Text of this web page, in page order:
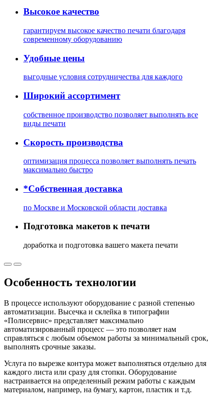
Высокое качество
гарантируем высокое качество печати благодаря
современному оборудованию
Удобные цены
выгодные условия сотрудничества для каждого
Широкий ассортимент
собственное производство позволяет выполнять все
виды печати
Скорость производства
оптимизация процесса позволяет выполнять печать
максимально быстро
*Собственная доставка
по Москве и Московской области доставка
Подготовка макетов к печати
доработка и подготовка вашего макета печати
Особенность технологии
В процессе используют оборудование с разной степенью
автоматизации. Высечка и склейка в типографии
«Полисервис» представляет максимально
автоматизированный процесс — это позволяет нам
справляться с любым объемом работы за минимальный срок,
выполнять срочные заказы.
Услуга по вырезке контура может выполняться отдельно для
каждого листа или сразу для стопки. Оборудование
настраивается на определенный режим работы с каждым
материалом, например, на бумагу, картон, пластик и т.д.